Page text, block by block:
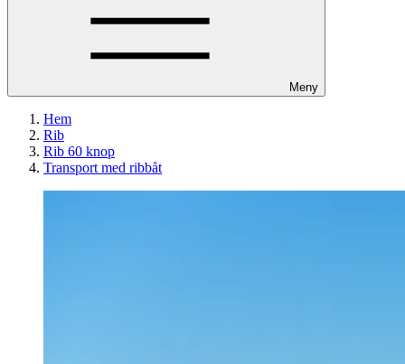
Meny
Hem
Rib
Rib 60 knop
Transport med ribbåt